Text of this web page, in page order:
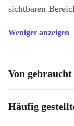
sichtbaren
Weniger anzeigen
Von
Häufig